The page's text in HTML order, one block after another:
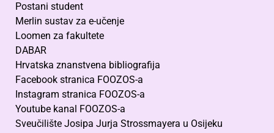
Postani student
Merlin sustav za e-učenje
Loomen za fakultete
DABAR
Hrvatska znanstvena bibliografija
Facebook stranica FOOZOS-a
Instagram stranica FOOZOS-a
Youtube kanal FOOZOS-a
Sveučilište Josipa Jurja Strossmayera u Osijeku